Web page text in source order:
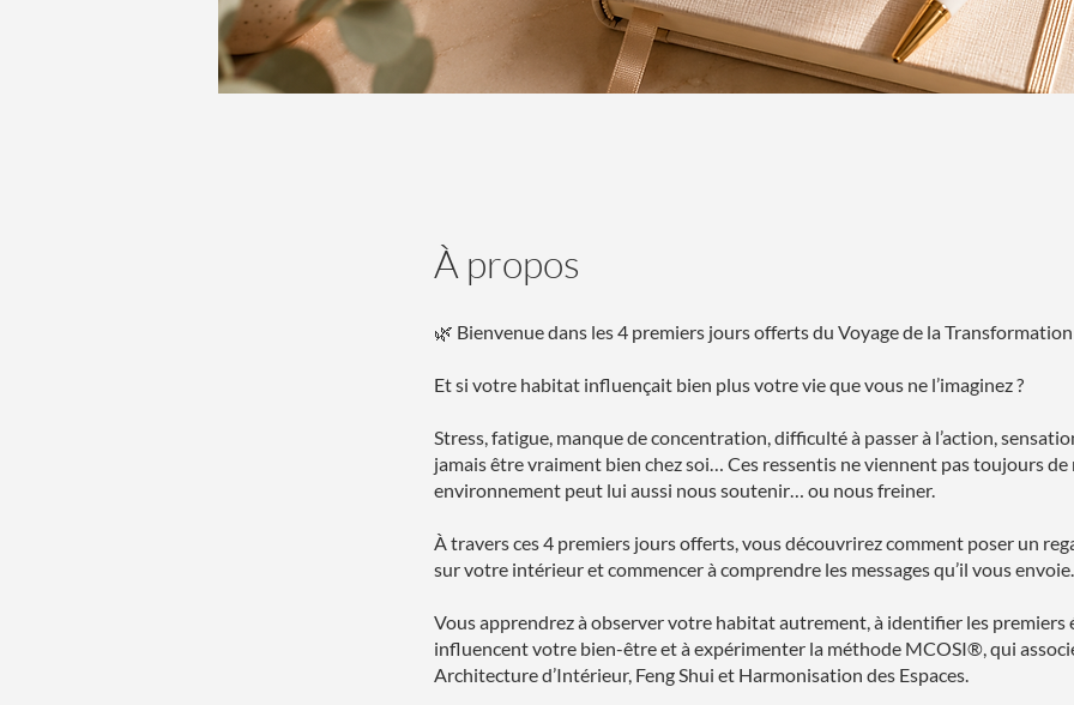
À propos
🌿 Bienvenue dans les 4 premiers jours offerts du Voyage de la
Et si votre habitat influençait bien plus votre vie que vous ne l’imaginez ?
Stress, fatigue, manque de concentration, difficulté à passer à l’action,
jamais être vraiment bien chez soi… Ces ressentis ne viennent pas toujours
environnement peut lui aussi nous soutenir… ou nous freiner.
À travers ces 4 premiers jours offerts, vous découvrirez comment poser un
sur votre intérieur et commencer à comprendre les messages qu’il vous envoie.
Vous apprendrez à observer votre habitat autrement, à identifier les premiers
influencent votre bien-être et à expérimenter la méthode MCOSI®, qui
Architecture d’Intérieur, Feng Shui et Harmonisation des Espaces.